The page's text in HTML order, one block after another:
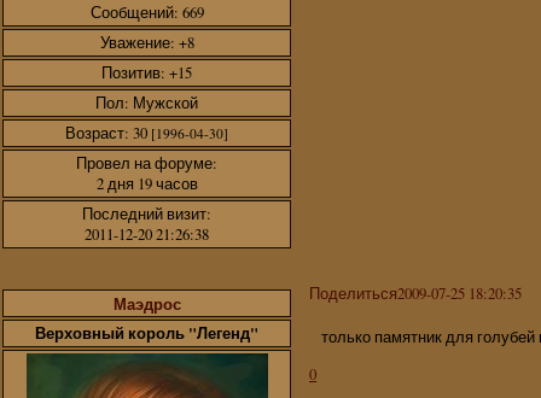
Сообщений: 669
Уважение: +8
Позитив: +15
Пол: Мужской
Возраст: 30 [1996-04-30]
Провел на форуме:
2 дня 19 часов
Последний визит:
2011-12-20 21:26:38
Поделиться2009-07-25 18:20:35
Маэдрос
Верховный король "Легенд"
только памятник для
0